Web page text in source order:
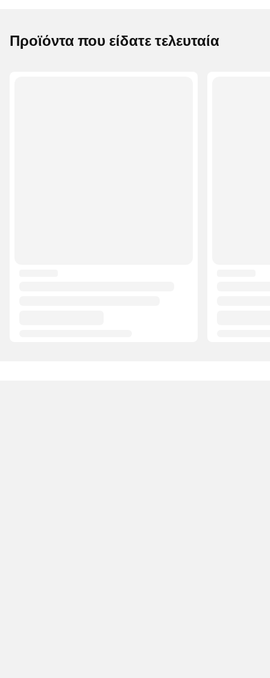
Προϊόντα που είδατε τελευταία